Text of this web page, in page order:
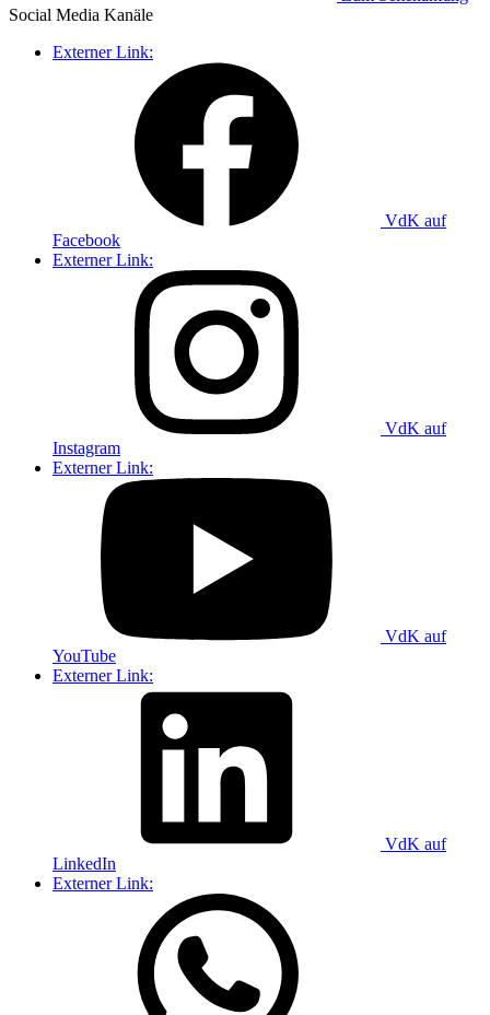
Social Media Kanäle
Externer Link:
VdK auf
Facebook
Externer Link:
VdK auf
Instagram
Externer Link:
VdK auf
YouTube
Externer Link:
VdK auf
LinkedIn
Externer Link: